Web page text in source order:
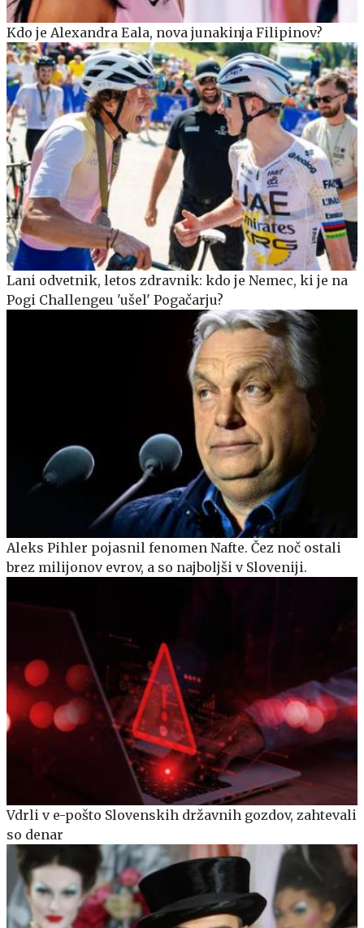
Kdo je Alexandra Eala, nova junakinja Filipinov?
Lani odvetnik, letos zdravnik: kdo je Nemec, ki je na
Pogi Challengeu 'ušel' Pogačarju?
Aleks Pihler pojasnil fenomen Nafte. Čez noč ostali
brez milijonov evrov, a so najboljši v Sloveniji.
Vdrli v e-pošto Slovenskih državnih gozdov, zahtevali
so denar